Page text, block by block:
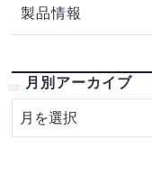
製品情報
月別アーカイブ